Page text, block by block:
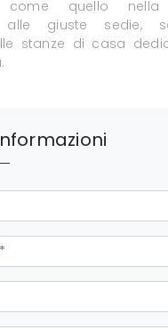
come quello nella
alle giuste sedie,
stanze di casa